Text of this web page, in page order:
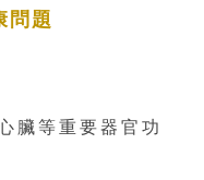
問題
臟等重要器官功